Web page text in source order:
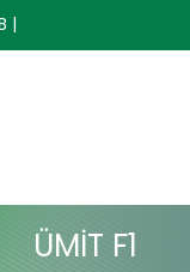
|
ÜMİT F1